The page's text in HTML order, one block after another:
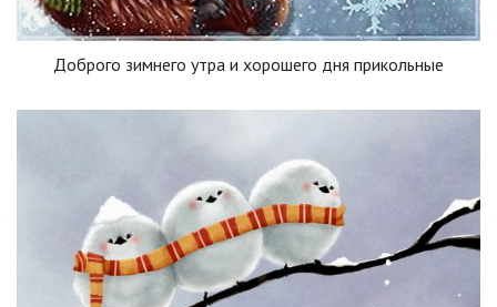
Доброго зимнего утра и хорошего дня прикольные